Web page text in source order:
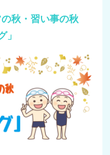
秋・習い事の秋
」